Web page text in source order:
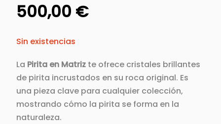
500,00 €
Sin existencias
La Pirita en Matriz te ofrece cristales brillantes
de pirita incrustados en su roca original. Es
una pieza clave para cualquier colección,
mostrando cómo la pirita se forma en la
naturaleza.